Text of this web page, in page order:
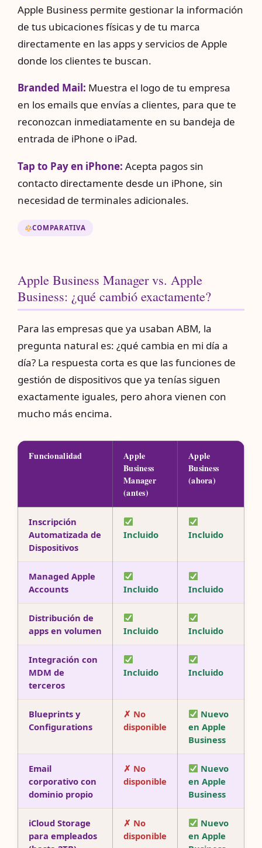
Apple Business permite gestionar la información
de tus ubicaciones físicas y de tu marca
directamente en las apps y servicios de Apple
donde los clientes te buscan.
Branded Mail: Muestra el logo de tu empresa
en los emails que envías a clientes, para que te
reconozcan inmediatamente en su bandeja de
entrada de iPhone o iPad.
Tap to Pay en iPhone: Acepta pagos sin
contacto directamente desde un iPhone, sin
necesidad de terminales adicionales.
COMPARATIVA
Apple Business Manager vs. Apple
Business: ¿qué cambió exactamente?
Para las empresas que ya usaban ABM, la
pregunta natural es: ¿qué cambia en mi día a
día? La respuesta corta es que las funciones de
gestión de dispositivos que ya tenías siguen
exactamente iguales, pero ahora vienen con
mucho más encima.
Funcionalidad
Apple
Business
Manager
(antes)
Apple
Business
(ahora)
Inscripción
Automatizada de
Dispositivos
Incluido Incluido
Managed Apple
Accounts
Incluido Incluido
Distribución de
apps en volumen
Incluido Incluido
Integración con
MDM de
terceros
Incluido Incluido
Blueprints y
Configurations
✗ No
disponible
Nuevo
en Apple
Business
Email
corporativo con
dominio propio
✗ No
disponible
Nuevo
en Apple
Business
iCloud Storage
para empleados
✗ No
disponible
Nuevo
en Apple